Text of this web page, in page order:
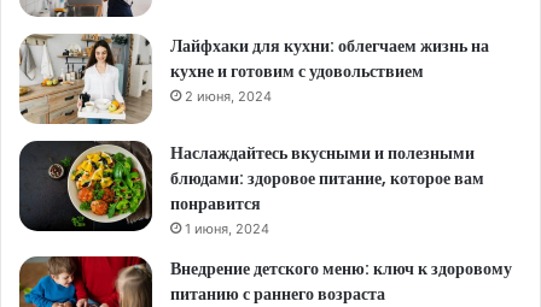
Лайфхаки для кухни: облегчаем жизнь на
кухне и готовим с удовольствием
2 июня, 2024
Наслаждайтесь вкусными и полезными
блюдами: здоровое питание, которое вам
понравится
1 июня, 2024
Внедрение детского меню: ключ к здоровому
питанию с раннего возраста